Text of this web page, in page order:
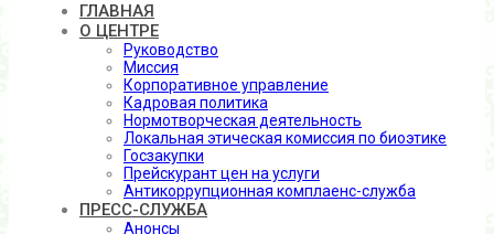
ГЛАВНАЯ
О ЦЕНТРЕ
Руководство
Миссия
Корпоративное управление
Кадровая политика
Нормотворческая деятельность
Локальная этическая комиссия по биоэтике
Госзакупки
Прейскурант цен на услуги
Антикоррупционная комплаенс-служба
ПРЕСС-СЛУЖБА
Анонсы